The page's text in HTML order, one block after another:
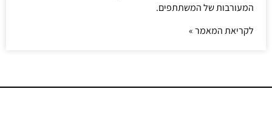
המעורבות של המשתתפים.
לקריאת המאמר »